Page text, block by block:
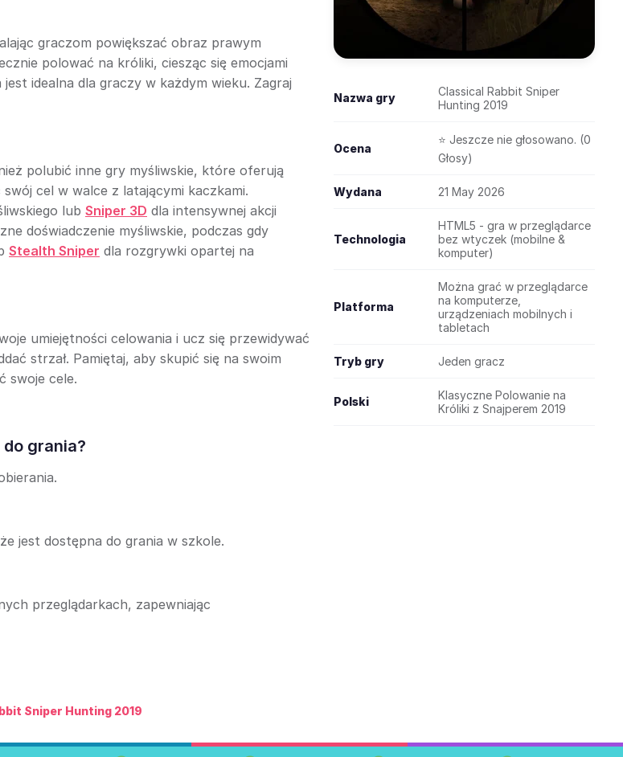
graczom powiększać obraz prawym
polować na króliki, ciesząc się emocjami
idealna dla graczy w każdym wieku. Zagraj
polubić inne gry myśliwskie, które oferują
cel w walce z latającymi kaczkami.
lub Sniper 3D dla intensywnej akcji
doświadczenie myśliwskie, podczas gdy
Stealth Sniper dla rozgrywki opartej na
umiejętności celowania i ucz się przewidywać
strzał. Pamiętaj, aby skupić się na swoim
swoje cele.
grania?
jest dostępna do grania w szkole.
przeglądarkach, zapewniając
Nazwa gry
Classical Rabbit Sniper
Hunting 2019
Ocena
⭐ Jeszcze nie głosowano. (0
Głosy)
Wydana 21 May 2026
Technologia
HTML5 - gra w przeglądarce
bez wtyczek (mobilne &
komputer)
Platforma
Można grać w przeglądarce
na komputerze,
urządzeniach mobilnych i
tabletach
Tryb gry Jeden gracz
Polski
Klasyczne Polowanie na
Króliki z Snajperem 2019
Sniper Hunting 2019